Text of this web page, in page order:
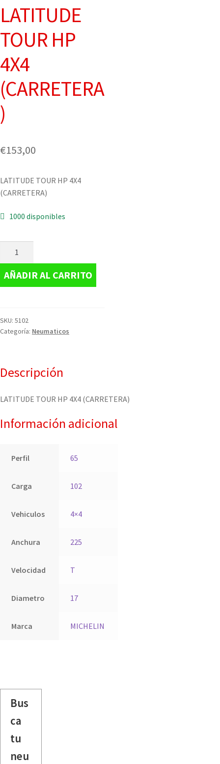
LATITUDE
TOUR HP
4X4
(CARRETERA
)
€153,00
LATITUDE TOUR HP 4X4
(CARRETERA)
1000 disponibles
AÑADIR AL CARRITO
SKU: 5102
Categoría: Neumaticos
Descripción
LATITUDE TOUR HP 4X4 (CARRETERA)
Información adicional
Perfil 65
Carga 102
Vehiculos 4×4
Anchura 225
Velocidad T
Diametro 17
Marca MICHELIN
Bus
ca
tu
neu